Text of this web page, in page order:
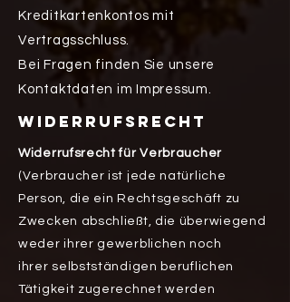
Kreditkartenkontos mit
Vertragsschluss.
Bei Fragen finden Sie unsere
Kontaktdaten im Impressum.
WIDERRUFSRECHT
Widerrufsrecht für Verbraucher
(Verbraucher ist jede natürliche
Person, die ein Rechtsgeschäft zu
Zwecken abschließt, die überwiegend
weder ihrer gewerblichen noch
ihrer selbstständigen beruflichen
Tätigkeit zugerechnet werden